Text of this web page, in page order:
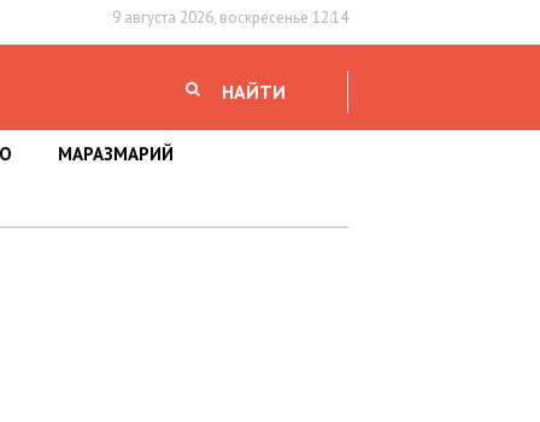
9 августа 2026, воскресенье 12:14
НАЙТИ
МАРАЗМАРИЙ